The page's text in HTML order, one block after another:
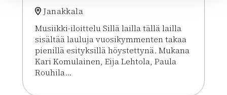
Janakkala
Musiikki-iloittelu Sillä lailla tällä lailla
sisältää lauluja vuosikymmenten takaa
pienillä esityksillä höystettynä. Mukana
Kari Komulainen, Eija Lehtola, Paula
Rouhila...
Lue lisää tapahtumasta Musiikki-iloittelu Sillä